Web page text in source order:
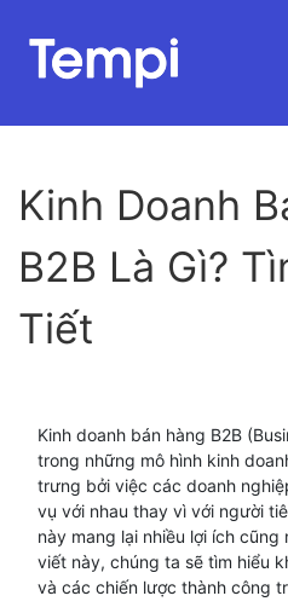
Kinh Doanh
B2B Là Gì?
Tiết
Kinh doanh bán hàng B2B
trong những mô hình kinh
trưng bởi việc các doanh
vụ với nhau thay vì với người
này mang lại nhiều lợi ích
viết này, chúng ta sẽ tìm hiểu
và các chiến lược thành công